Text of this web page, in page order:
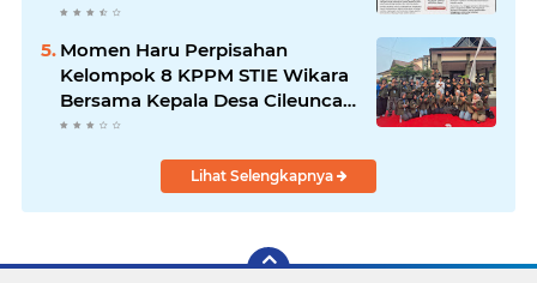
Mengalir ke Sungai
Momen Haru Perpisahan
Kelompok 8 KPPM STIE Wikara
Bersama Kepala Desa Cileunca
di Kecamatan Bojong
Lihat Selengkapnya